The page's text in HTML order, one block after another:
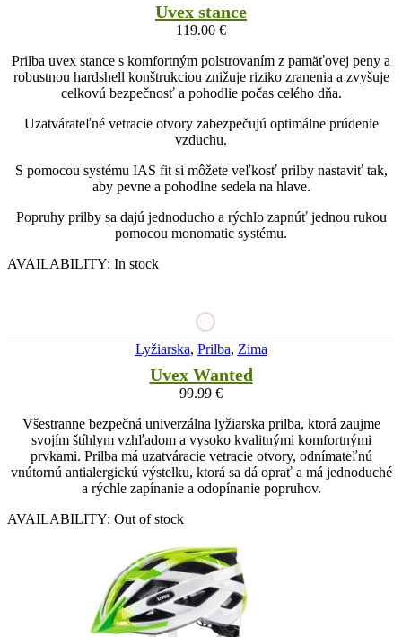
Uvex stance
119.00 €
Prilba uvex stance s komfortným polstrovaním z pamäťovej peny a
robustnou hardshell konštrukciou znižuje riziko zranenia a zvyšuje
celkovú bezpečnosť a pohodlie počas celého dňa.
Uzatvárateľné vetracie otvory zabezpečujú optimálne prúdenie
vzduchu.
S pomocou systému IAS fit si môžete veľkosť prilby nastaviť tak,
aby pevne a pohodlne sedela na hlave.
Popruhy prilby sa dajú jednoducho a rýchlo zapnúť jednou rukou
pomocou monomatic systému.
AVAILABILITY: In stock
Lyžiarska, Prilba, Zima
Uvex Wanted
99.99 €
Všestranne bezpečná univerzálna lyžiarska prilba, ktorá zaujme
svojím štíhlym vzhľadom a vysoko kvalitnými komfortnými
prvkami. Prilba má uzatváracie vetracie otvory, odnímateľnú
vnútornú antialergickú výstelku, ktorá sa dá oprať a má jednoduché
a rýchle zapínanie a odopínanie popruhov.
AVAILABILITY: Out of stock